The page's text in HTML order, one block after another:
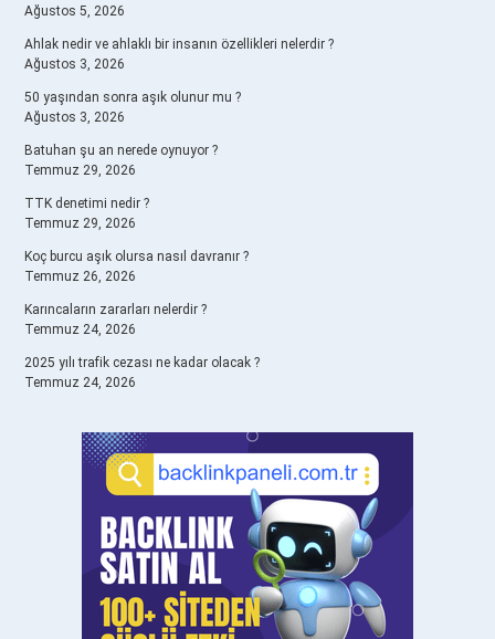
Ağustos 5, 2026
Ahlak nedir ve ahlaklı bir insanın özellikleri nelerdir ?
Ağustos 3, 2026
50 yaşından sonra aşık olunur mu ?
Ağustos 3, 2026
Batuhan şu an nerede oynuyor ?
Temmuz 29, 2026
TTK denetimi nedir ?
Temmuz 29, 2026
Koç burcu aşık olursa nasıl davranır ?
Temmuz 26, 2026
Karıncaların zararları nelerdir ?
Temmuz 24, 2026
2025 yılı trafik cezası ne kadar olacak ?
Temmuz 24, 2026